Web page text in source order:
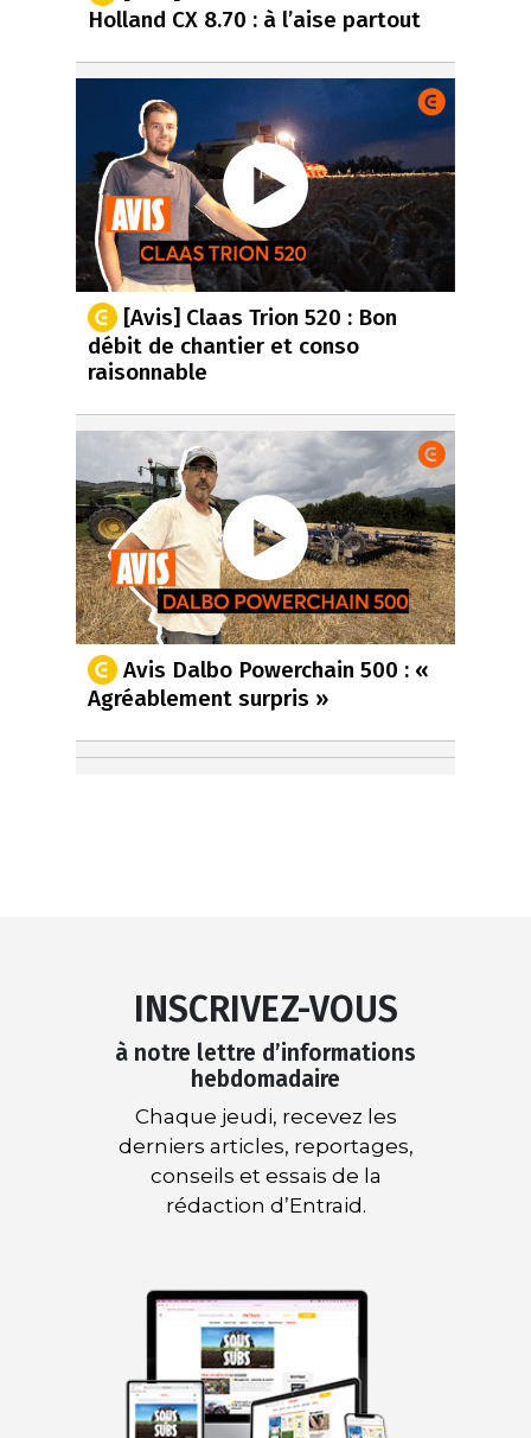
Holland CX 8.70 : à l’aise partout
[Avis] Claas Trion 520 : Bon
débit de chantier et conso
raisonnable
Avis Dalbo Powerchain 500 : «
Agréablement surpris »
INSCRIVEZ-VOUS
à notre lettre d’informations
hebdomadaire
Chaque jeudi, recevez les
derniers articles, reportages,
conseils et essais de la
rédaction d’Entraid.